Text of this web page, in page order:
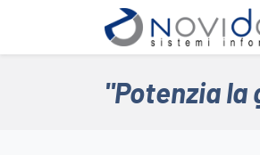
"Potenzia